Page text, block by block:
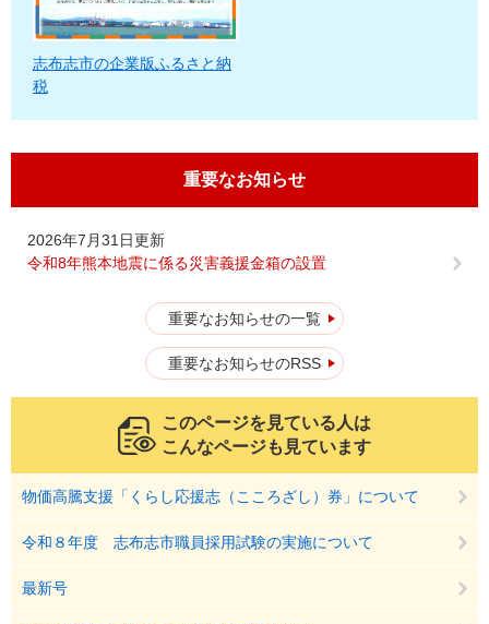
志布志市の企業版ふるさと納
税
重要なお知らせ
2026年7月31日更新
令和8年熊本地震に係る災害義援金箱の設置
重要なお知らせの一覧
重要なお知らせのRSS
このページを見ている人は
こんなページも見ています
物価高騰支援「くらし応援志（こころざし）券」について
令和８年度 志布志市職員採用試験の実施について
最新号